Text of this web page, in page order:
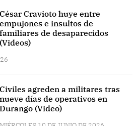
César Cravioto huye entre
empujones e insultos de
familiares de desaparecidos
(Videos)
Civiles agreden a militares tras
nueve días de operativos en
Durango (Video)